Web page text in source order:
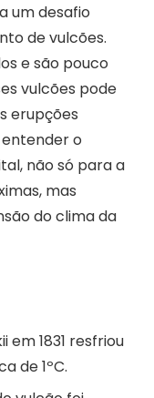
um desafio
de vulcões.
e são pouco
vulcões pode
erupções
o
não só para a
mas
do clima da
em 1831 resfriou
de 1ºC.